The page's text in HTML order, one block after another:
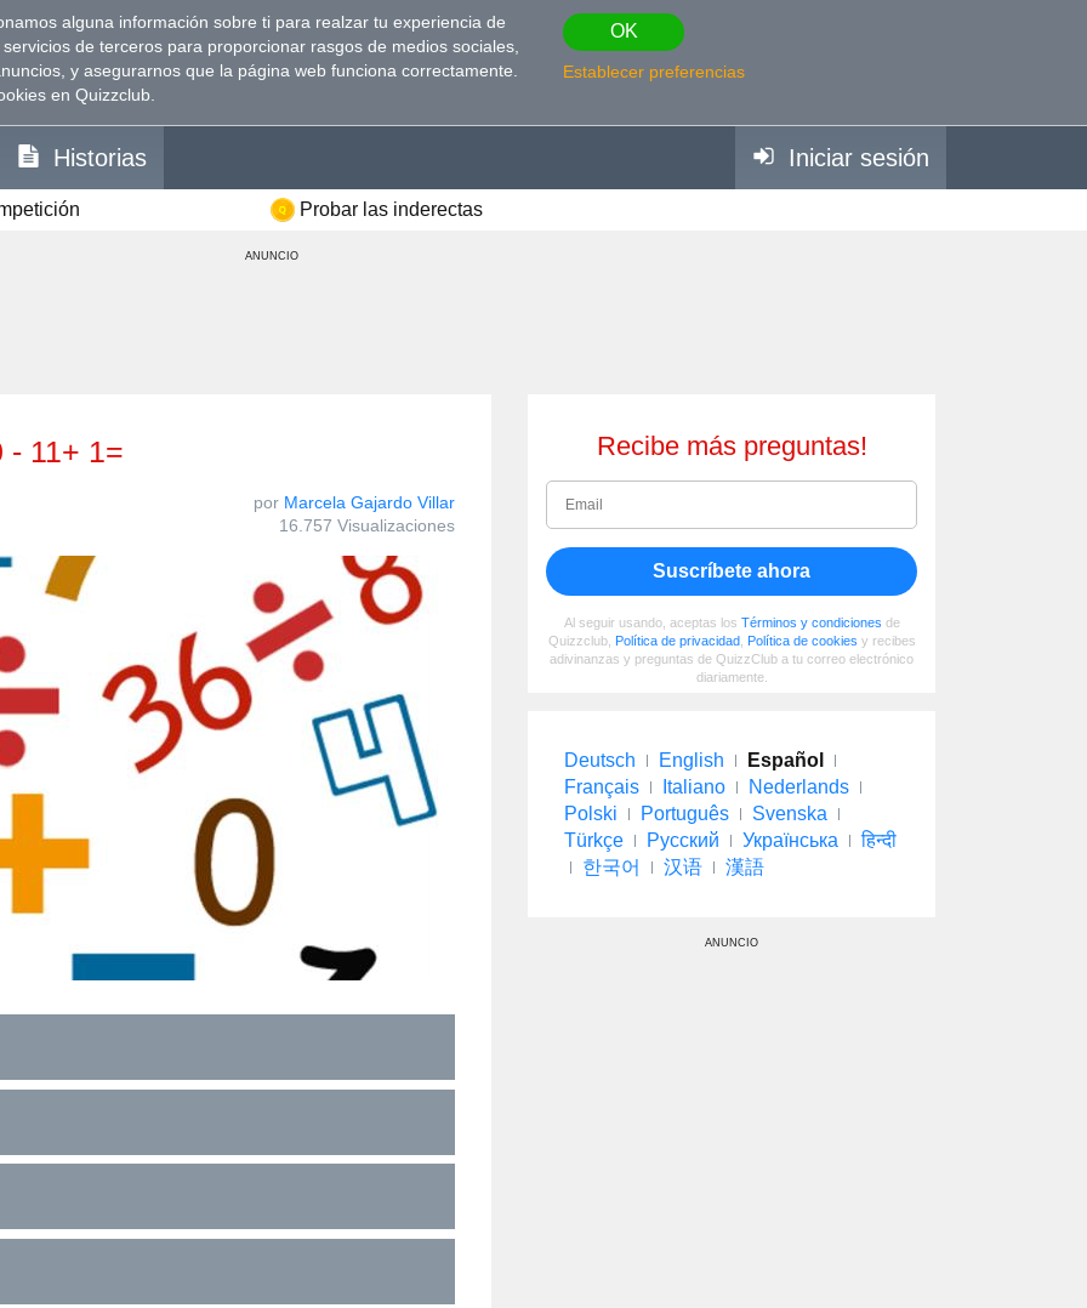
alguna información sobre ti para realzar tu experiencia de
de terceros para proporcionar rasgos de medios sociales,
y asegurarnos que la página web funciona correctamente.
en Quizzclub.
OK
Establecer preferencias
Historias Iniciar sesión
Probar las inderectas
ANUNCIO
- 11+ 1=
por Marcela Gajardo Villar
16.757 Visualizaciones
Recibe más preguntas!
Suscríbete ahora
Al seguir usando, aceptas los Términos y condiciones de
Quizzclub, Política de privacidad, Política de cookies y recibes
adivinanzas y preguntas de QuizzClub a tu correo electrónico
diariamente.
Deutsch English
Español
Français
Italiano
Nederlands
Polski
Português
Svenska
Türkçe
Русский Українська
हिन्दी
한국어
汉语 漢語
ANUNCIO